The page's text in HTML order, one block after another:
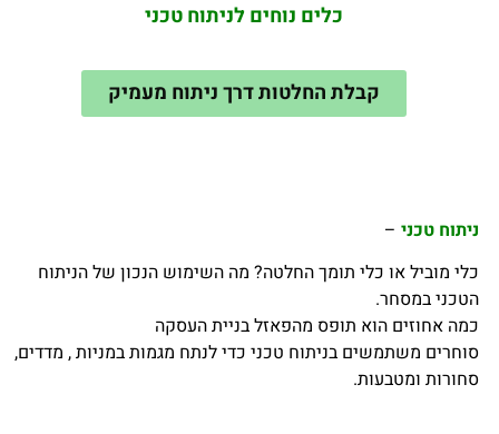
כלים נוחים לניתוח טכני
קבלת החלטות דרך ניתוח מעמיק
ניתוח טכני–
כלי מוביל או כלי תומך החלטה? מה השימוש הנכון של הניתוח
הטכני במסחר.
כמה אחוזים הוא תופס מהפאזל בניית העסקה
סוחרים משתמשים בניתוח טכני כדי לנתח מגמות במניות , מדדים,
סחורות ומטבעות.